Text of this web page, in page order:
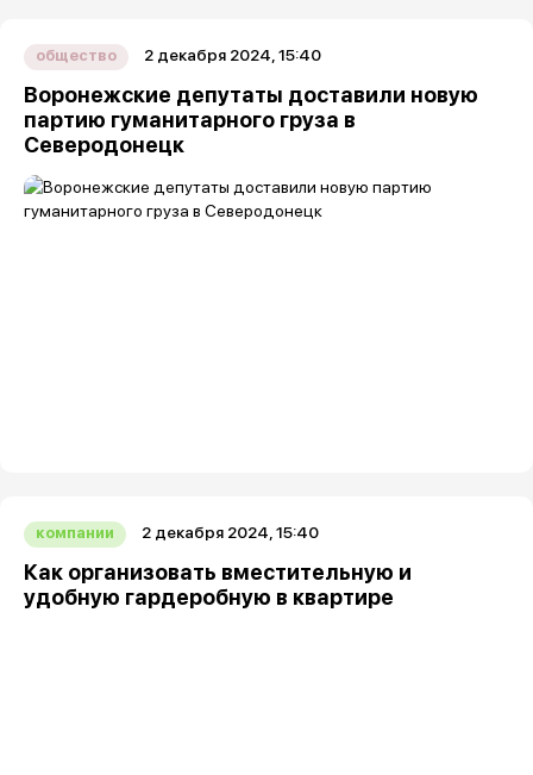
общество 2 декабря 2024, 15:40
Воронежские депутаты доставили новую
партию гуманитарного груза в
Северодонецк
компании 2 декабря 2024, 15:40
Как организовать вместительную и
удобную гардеробную в квартире